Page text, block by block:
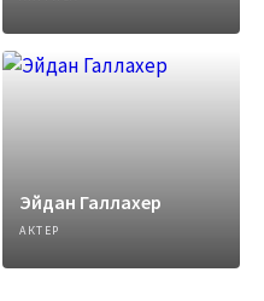
Эйдан Галлахер
АКТЕР